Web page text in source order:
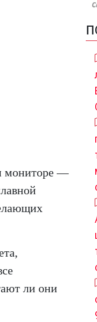
мониторе —
ли они